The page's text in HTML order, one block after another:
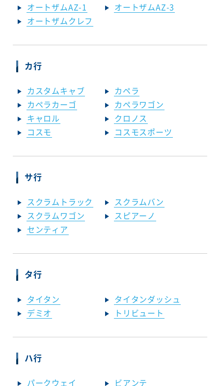
オートザムAZ-1
オートザムAZ-3
オートザムクレフ
カ行
カスタムキャブ
カペラ
カペラカーゴ
カペラワゴン
キャロル
クロノス
コスモ
コスモスポーツ
サ行
スクラムトラック
スクラムバン
スクラムワゴン
スピアーノ
センティア
タ行
タイタン
タイタンダッシュ
デミオ
トリビュート
ハ行
パークウェイ ビアンテ